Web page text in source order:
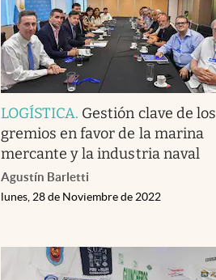
LOGÍSTICA. Gestión clave de los
gremios en favor de la marina
mercante y la industria naval
Agustín Barletti
lunes, 28 de Noviembre de 2022